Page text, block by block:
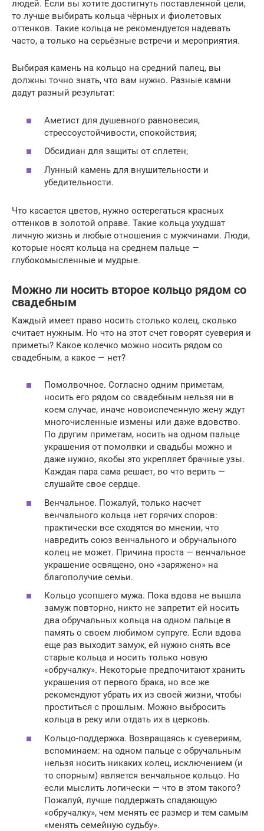
людей. Если вы хотите достигнуть поставленной цели,
то лучше выбирать кольца чёрных и фиолетовых
оттенков. Такие кольца не рекомендуется надевать
часто, а только на серьёзные встречи и мероприятия.
Выбирая камень на кольцо на средний палец, вы
должны точно знать, что вам нужно. Разные камни
дадут разный результат:
Аметист для душевного равновесия,
стрессоустойчивости, спокойствия;
Обсидиан для защиты от сплетен;
Лунный камень для внушительности и
убедительности.
Что касается цветов, нужно остерегаться красных
оттенков в золотой оправе. Такие кольца ухудшат
личную жизнь и любые отношения с мужчинами. Люди,
которые носят кольца на среднем пальце —
глубокомысленные и мудрые.
Можно ли носить второе кольцо рядом со
свадебным
Каждый имеет право носить столько колец, сколько
считает нужным. Но что на этот счет говорят суеверия и
приметы? Какое колечко можно носить рядом со
свадебным, а какое — нет?
Помолвочное. Согласно одним приметам,
носить его рядом со свадебным нельзя ни в
коем случае, иначе новоиспеченную жену ждут
многочисленные измены или даже вдовство.
По другим приметам, носить на одном пальце
украшения от помолвки и свадьбы можно и
даже нужно, якобы это укрепляет брачные узы.
Каждая пара сама решает, во что верить —
слушайте свое сердце.
Венчальное. Пожалуй, только насчет
венчального кольца нет горячих споров:
практически все сходятся во мнении, что
навредить союз венчального и обручального
колец не может. Причина проста — венчальное
украшение освящено, оно «заряжено» на
благополучие семьи.
Кольцо усопшего мужа. Пока вдова не вышла
замуж повторно, никто не запретит ей носить
два обручальных кольца на одном пальце в
память о своем любимом супруге. Если вдова
еще раз выходит замуж, ей нужно снять все
старые кольца и носить только новую
«обручалку». Некоторые предпочитают хранить
украшения от первого брака, но все же
рекомендуют убрать их из своей жизни, чтобы
проститься с прошлым. Можно выбросить
кольца в реку или отдать их в церковь.
Кольцо-поддержка. Возвращаясь к суевериям,
вспоминаем: на одном пальце с обручальным
нельзя носить никаких колец, исключением (и
то спорным) является венчальное кольцо. Но
если мыслить логически — что в этом такого?
Пожалуй, лучше поддержать спадающую
«обручалку», чем менять ее размер и тем самым
«менять семейную судьбу».